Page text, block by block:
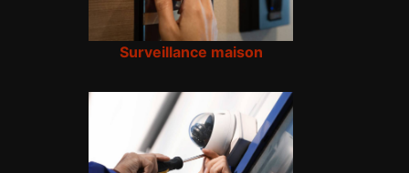
Surveillance maison